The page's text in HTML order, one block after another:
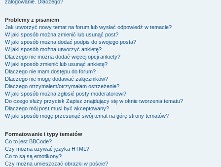
zalogowanie. Dlaczego?
Problemy z pisaniem
Jak utworzyć nowy temat na forum lub wysłać odpowiedź w temacie?
W jaki sposób można zmienić lub usunąć post?
W jaki sposób można dodać podpis do swojego posta?
W jaki sposób można utworzyć ankietę?
Dlaczego nie można dodać więcej opcji ankiety?
W jaki sposób zmienić lub usunąć ankietę?
Dlaczego nie mam dostępu do forum?
Dlaczego nie mogę dodawać załączników?
Dlaczego otrzymałem/otrzymałam ostrzeżenie?
W jaki sposób można zgłosić posty moderatorowi?
Do czego służy przycisk Zapisz znajdujący się w oknie tworzenia tematu?
Dlaczego mój post musi być akceptowany?
W jaki sposób mogę przesunąć swój temat na górę strony tematów?
Formatowanie i typy tematów
Co to jest BBCode?
Czy można używać języka HTML?
Co to są są emotikony?
Czy można umieszczać obrazki w poście?